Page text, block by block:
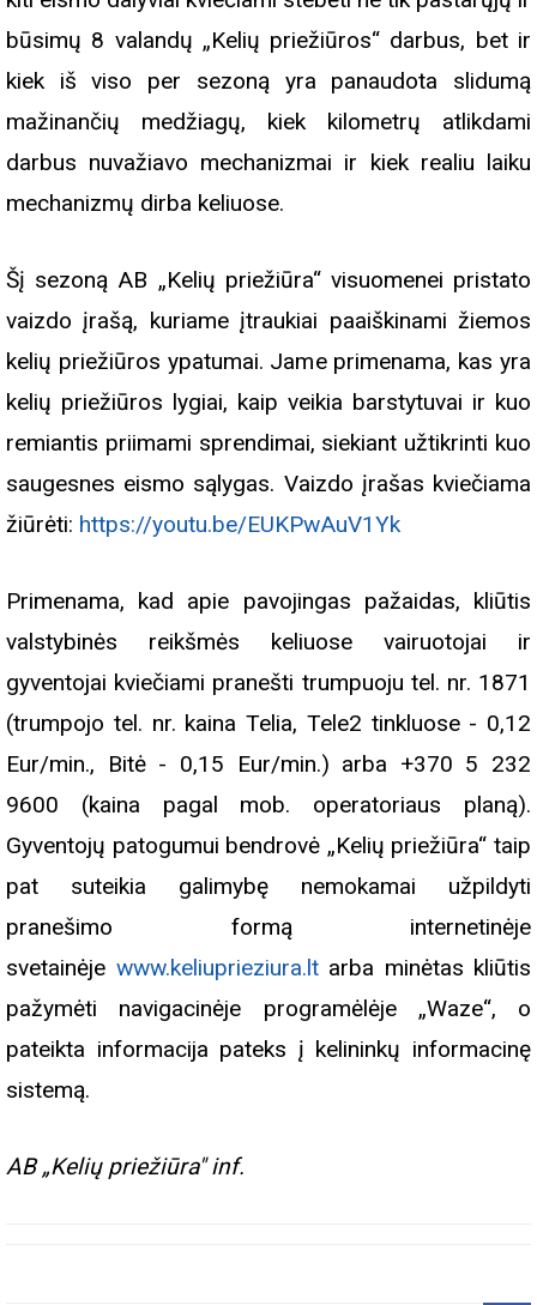
būsimų 8 valandų „Kelių priežiūros“ darbus, bet ir
kiek iš viso per sezoną yra panaudota slidumą
mažinančių medžiagų, kiek kilometrų atlikdami
darbus nuvažiavo mechanizmai ir kiek realiu laiku
mechanizmų dirba keliuose.
Šį sezoną AB „Kelių priežiūra“ visuomenei pristato
vaizdo įrašą, kuriame įtraukiai paaiškinami žiemos
kelių priežiūros ypatumai. Jame primenama, kas yra
kelių priežiūros lygiai, kaip veikia barstytuvai ir kuo
remiantis priimami sprendimai, siekiant užtikrinti kuo
saugesnes eismo sąlygas. Vaizdo įrašas kviečiama
žiūrėti: https://youtu.be/EUKPwAuV1Yk
Primenama, kad apie pavojingas pažaidas, kliūtis
valstybinės reikšmės keliuose vairuotojai ir
gyventojai kviečiami pranešti trumpuoju tel. nr. 1871
(trumpojo tel. nr. kaina Telia, Tele2 tinkluose - 0,12
Eur/min., Bitė - 0,15 Eur/min.) arba +370 5 232
9600 (kaina pagal mob. operatoriaus planą).
Gyventojų patogumui bendrovė „Kelių priežiūra“ taip
pat suteikia galimybę nemokamai užpildyti
pranešimo formą internetinėje
svetainėje www.keliuprieziura.ltarba minėtas kliūtis
pažymėti navigacinėje programėlėje „Waze“, o
pateikta informacija pateks į kelininkų informacinę
sistemą.
AB „Kelių priežiūra" inf.